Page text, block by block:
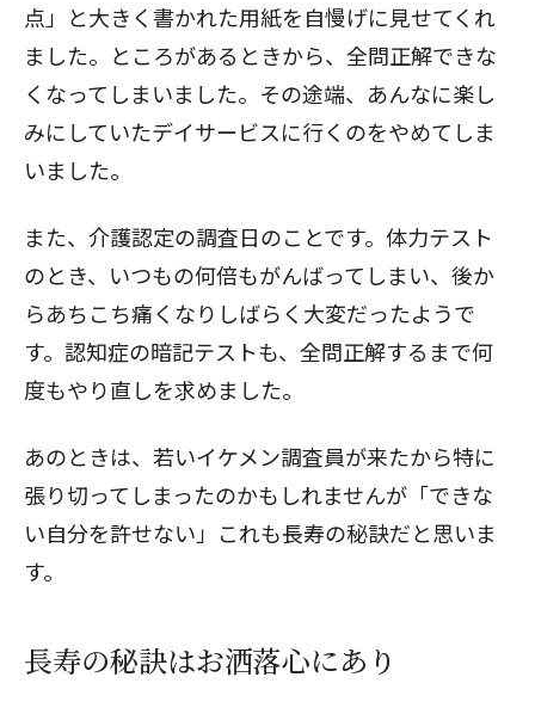
点」と大きく書かれた用紙を自慢げに見せてくれ
ました。ところがあるときから、全問正解できな
くなってしまいました。その途端、あんなに楽し
みにしていたデイサービスに行くのをやめてしま
いました。
また、介護認定の調査日のことです。体力テスト
のとき、いつもの何倍もがんばってしまい、後か
らあちこち痛くなりしばらく大変だったようで
す。認知症の暗記テストも、全問正解するまで何
度もやり直しを求めました。
あのときは、若いイケメン調査員が来たから特に
張り切ってしまったのかもしれませんが「できな
い自分を許せない」これも長寿の秘訣だと思いま
す。
長寿の秘訣はお洒落心にあり